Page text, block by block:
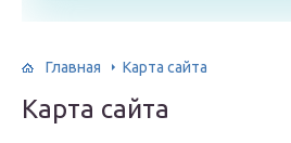
Главная Карта сайта
Карта сайта